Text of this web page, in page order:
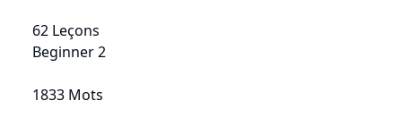
62 Leçons
Beginner 2
1833 Mots